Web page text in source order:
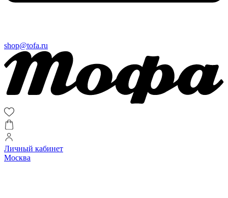
shop@tofa.ru
Личный кабинет
Москва